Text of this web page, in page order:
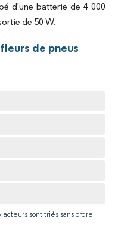
d'une batterie de 4 000
de 50 W.
de pneus
sont triés sans ordre